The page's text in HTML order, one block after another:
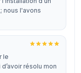
nous l'avons
le
résolu mon